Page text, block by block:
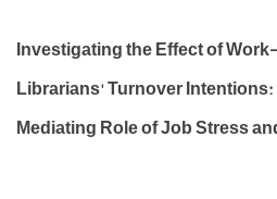
Investigating the Effect of
Librarians' Turnover
Mediating Role of Job Stress